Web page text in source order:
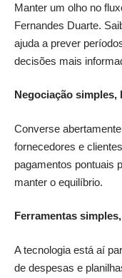
Manter um olho no
Fernandes Duarte.
ajuda a prever
decisões mais
Negociação
Converse
fornecedores e
pagamentos pontuais
manter o equilíbrio.
Ferramentas
A tecnologia está aí
de despesas e